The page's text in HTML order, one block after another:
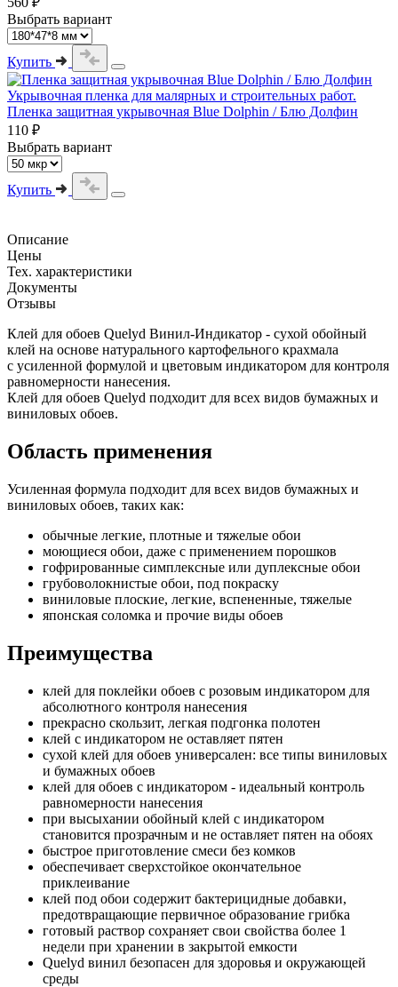
Выбрать вариант
Купить
Укрывочная пленка для малярных и строительных работ.
Пленка защитная укрывочная Blue Dolphin / Блю Долфин
110 ₽
Выбрать вариант
Купить
Описание
Цены
Тех. характеристики
Документы
Отзывы
Клей для обоев Quelyd Винил-Индикатор - сухой обойный
клей на основе натурального картофельного крахмала
с усиленной формулой и цветовым индикатором для контроля
равномерности нанесения.
Клей для обоев Quelyd подходит для всех видов бумажных и
виниловых обоев.
Область применения
Усиленная формула подходит для всех видов бумажных и
виниловых обоев, таких как:
обычные легкие, плотные и тяжелые обои
моющиеся обои, даже с применением порошков
гофрированные симплексные или дуплексные обои
грубоволокнистые обои, под покраску
виниловые плоские, легкие, вспененные, тяжелые
японская соломка и прочие виды обоев
Преимущества
клей для поклейки обоев с розовым индикатором для
абсолютного контроля нанесения
прекрасно скользит, легкая подгонка полотен
клей с индикатором не оставляет пятен
сухой клей для обоев универсален: все типы виниловых
и бумажных обоев
клей для обоев с индикатором - идеальный контроль
равномерности нанесения
при высыхании обойный клей с индикатором
становится прозрачным и не оставляет пятен на обоях
быстрое приготовление смеси без комков
обеспечивает сверхстойкое окончательное
приклеивание
клей под обои содержит бактерицидные добавки,
предотвращающие первичное образование грибка
готовый раствор сохраняет свои свойства более 1
недели при хранении в закрытой емкости
Quelyd винил безопасен для здоровья и окружающей
среды